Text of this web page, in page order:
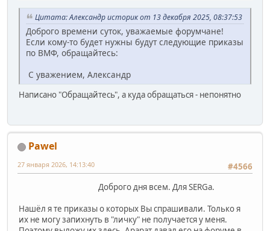
Цитата: Александр историк от 13 декабря 2025, 08:37:53
Доброго времени суток, уважаемые форумчане!
Если кому-то будет нужны будут следующие приказы
по ВМФ, обращайтесь:
С уважением, Александр
Написано "Обращайтесь", а куда обращаться - непонятно
Pawel
#4566
27 января 2026, 14:13:40
Доброго дня всем. Для SERGа.
Нашёл я те приказы о которых Вы спрашивали. Только я
их не могу запихнуть в "личку" не получается у меня.